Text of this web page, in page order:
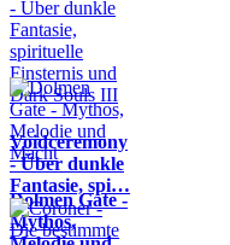
Voidceremony
- Über dunkle
Fantasie, spi…
Dolmen Gate -
Mythos,